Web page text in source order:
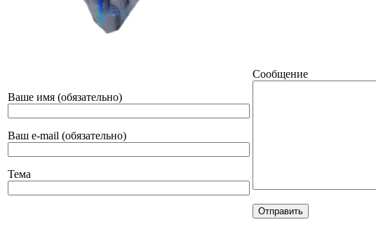
Ваше имя (обязательно)
Ваш e-mail (обязательно)
Тема
Сообщение